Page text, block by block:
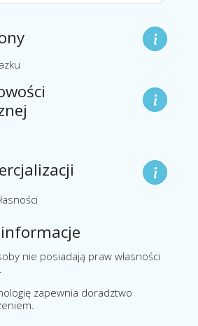
nie posiadają praw własności
zapewnia doradztwo